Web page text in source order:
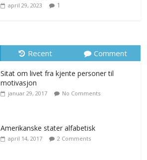
april 29, 2023 1
Recent Comment
Sitat om livet fra kjente personer til
motivasjon
januar 29, 2017 No Comments
Amerikanske stater alfabetisk
april 14, 2017 2 Comments